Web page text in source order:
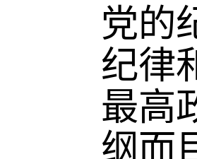
党的
纪律
最高
纲而